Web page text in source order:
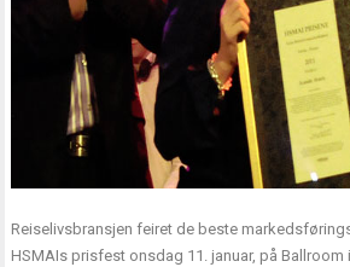
Reiselivsbransjen feiret de beste
HSMAIs prisfest onsdag 11. januar, på